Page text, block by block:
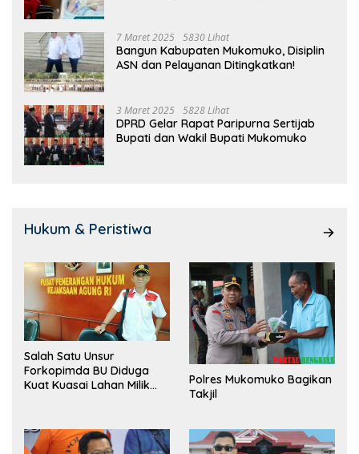
7 Maret 2025 5830 Lihat
Bangun Kabupaten Mukomuko, Disiplin
ASN dan Pelayanan Ditingkatkan!
3 Maret 2025 5828 Lihat
DPRD Gelar Rapat Paripurna Sertijab
Bupati dan Wakil Bupati Mukomuko
Hukum & Peristiwa
Salah Satu Unsur
Forkopimda BU Diduga
Kuat Kuasai Lahan Milik
Polres Mukomuko Bagikan
Takjil